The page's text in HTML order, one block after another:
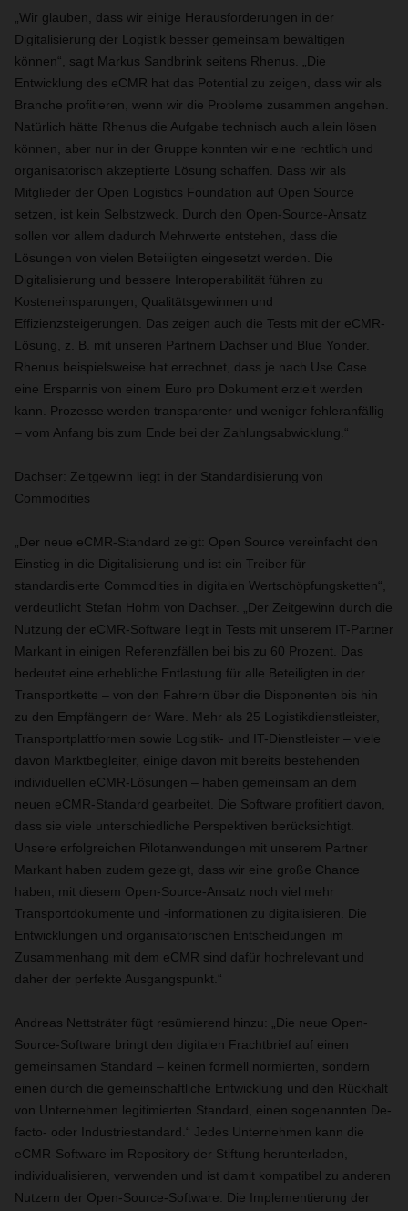
„Wir glauben, dass wir einige Herausforderungen in der
Digitalisierung der Logistik besser gemeinsam bewältigen
können“, sagt Markus Sandbrink seitens Rhenus. „Die
Entwicklung des eCMR hat das Potential zu zeigen, dass wir als
Branche profitieren, wenn wir die Probleme zusammen angehen.
Natürlich hätte Rhenus die Aufgabe technisch auch allein lösen
können, aber nur in der Gruppe konnten wir eine rechtlich und
organisatorisch akzeptierte Lösung schaffen. Dass wir als
Mitglieder der Open Logistics Foundation auf Open Source
setzen, ist kein Selbstzweck. Durch den Open-Source-Ansatz
sollen vor allem dadurch Mehrwerte entstehen, dass die
Lösungen von vielen Beteiligten eingesetzt werden. Die
Digitalisierung und bessere Interoperabilität führen zu
Kosteneinsparungen, Qualitätsgewinnen und
Effizienzsteigerungen. Das zeigen auch die Tests mit der eCMR-
Lösung, z. B. mit unseren Partnern Dachser und Blue Yonder.
Rhenus beispielsweise hat errechnet, dass je nach Use Case
eine Ersparnis von einem Euro pro Dokument erzielt werden
kann. Prozesse werden transparenter und weniger fehleranfällig
– vom Anfang bis zum Ende bei der Zahlungsabwicklung.“
Dachser: Zeitgewinn liegt in der Standardisierung von
Commodities
„Der neue eCMR-Standard zeigt: Open Source vereinfacht den
Einstieg in die Digitalisierung und ist ein Treiber für
standardisierte Commodities in digitalen Wertschöpfungsketten“,
verdeutlicht Stefan Hohm von Dachser. „Der Zeitgewinn durch die
Nutzung der eCMR-Software liegt in Tests mit unserem IT-Partner
Markant in einigen Referenzfällen bei bis zu 60 Prozent. Das
bedeutet eine erhebliche Entlastung für alle Beteiligten in der
Transportkette – von den Fahrern über die Disponenten bis hin
zu den Empfängern der Ware. Mehr als 25 Logistikdienstleister,
Transportplattformen sowie Logistik- und IT-Dienstleister – viele
davon Marktbegleiter, einige davon mit bereits bestehenden
individuellen eCMR-Lösungen – haben gemeinsam an dem
neuen eCMR-Standard gearbeitet. Die Software profitiert davon,
dass sie viele unterschiedliche Perspektiven berücksichtigt.
Unsere erfolgreichen Pilotanwendungen mit unserem Partner
Markant haben zudem gezeigt, dass wir eine große Chance
haben, mit diesem Open-Source-Ansatz noch viel mehr
Transportdokumente und -informationen zu digitalisieren. Die
Entwicklungen und organisatorischen Entscheidungen im
Zusammenhang mit dem eCMR sind dafür hochrelevant und
daher der perfekte Ausgangspunkt.“
Andreas Nettsträter fügt resümierend hinzu: „Die neue Open-
Source-Software bringt den digitalen Frachtbrief auf einen
gemeinsamen Standard – keinen formell normierten, sondern
einen durch die gemeinschaftliche Entwicklung und den Rückhalt
von Unternehmen legitimierten Standard, einen sogenannten De-
facto- oder Industriestandard.“ Jedes Unternehmen kann die
eCMR-Software im Repository der Stiftung herunterladen,
individualisieren, verwenden und ist damit kompatibel zu anderen
Nutzern der Open-Source-Software. Die Implementierung der